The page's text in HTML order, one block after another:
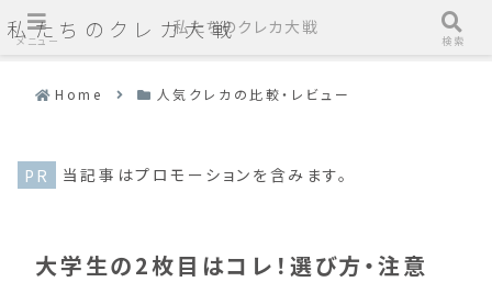
私たちのクレカ大戦
Home 人気クレカの比較・レビュー
大学生の2枚目はコレ！選び方・注意
当記事はプロモーションを含みます。
メニュー
私たちのクレカ大戦
検索